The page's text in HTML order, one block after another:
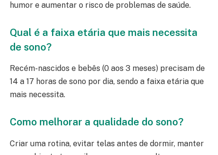
humor e aumentar o risco de problemas de saúde.
Qual é a faixa etária que mais necessita
de sono?
Recém-nascidos e bebês (0 aos 3 meses) precisam de
14 a 17 horas de sono por dia, sendo a faixa etária que
mais necessita.
Como melhorar a qualidade do sono?
Criar uma rotina, evitar telas antes de dormir, manter